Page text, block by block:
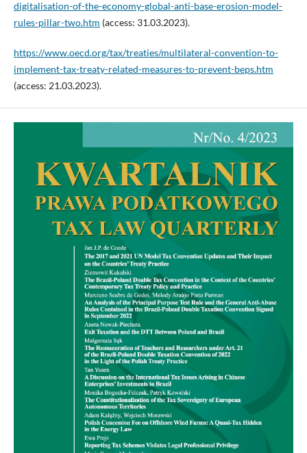
digitalisation-of-the-economy-global-anti-base-erosion-model-
rules-pillar-two.htm (access: 31.03.2023).
https://www.oecd.org/tax/treaties/multilateral-convention-to-
implement-tax-treaty-related-measures-to-prevent-beps.htm
(access: 21.03.2023).